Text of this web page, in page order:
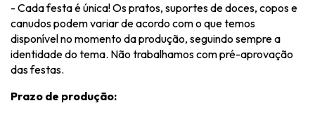
- Cada festa é única! Os pratos, suportes de doces, copos e
canudos podem variar de acordo com o que temos
disponível no momento da produção, seguindo sempre a
identidade do tema. Não trabalhamos com pré-aprovação
das festas.
Prazo de produção: